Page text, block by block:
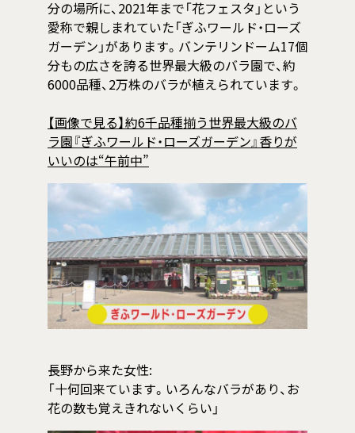
分の場所に、2021年まで「花フェスタ」という
愛称で親しまれていた「ぎふワールド・ローズ
ガーデン」があります。バンテリンドーム17個
分もの広さを誇る世界最大級のバラ園で、約
6000品種、2万株のバラが植えられています。
【画像で見る】約6千品種揃う世界最大級のバ
ラ園『ぎふワールド・ローズガーデン』香りが
いいのは“午前中”
長野から来た女性:
「十何回来ています。いろんなバラがあり、お
花の数も覚えきれないくらい」